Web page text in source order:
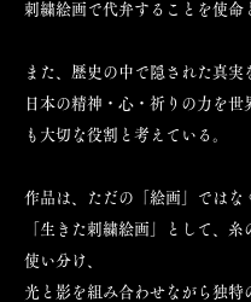
刺繍絵画で代弁することを使命
また、歴史の中で隠された真実
日本の精神・心・祈りの力を世
も大切な役割と考えている。
作品は、ただの「絵画」ではな
「生きた刺繍絵画」として、糸
使い分け、
光と影を組み合わせながら独特